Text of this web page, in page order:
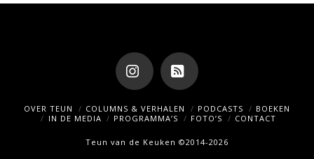
Instagram
RSS
OVER TEUN COLUMNS & VERHALEN PODCASTS
BOEKEN
IN DE MEDIA
PROGRAMMA’S FOTO’S CONTACT
Teun van de Keuken ©2014-2026